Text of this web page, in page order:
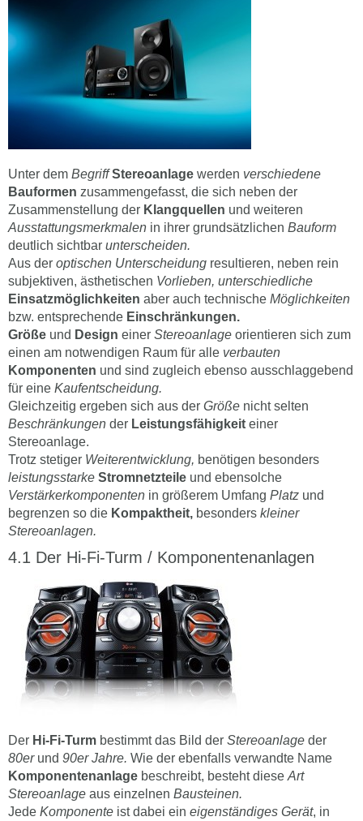
Unter dem BegriffStereoanlage werden verschiedene
Bauformen zusammengefasst, die sich neben der
Zusammenstellung der Klangquellen und weiteren
Ausstattungsmerkmalen in ihrer grundsätzlichen Bauform
deutlich sichtbar unterscheiden.
Aus der optischen Unterscheidung resultieren, neben rein
subjektiven, ästhetischen Vorlieben, unterschiedliche
Einsatzmöglichkeiten aber auch technische Möglichkeiten
bzw. entsprechende Einschränkungen.
Größe und Design einer Stereoanlage orientieren sich zum
einen am notwendigen Raum für alle verbauten
Komponenten und sind zugleich ebenso ausschlaggebend
für eine Kaufentscheidung.
Gleichzeitig ergeben sich aus der Größe nicht selten
Beschränkungen der Leistungsfähigkeit einer
Stereoanlage.
Trotz stetiger Weiterentwicklung, benötigen besonders
leistungsstarke Stromnetzteile und ebensolche
Verstärkerkomponenten in größerem Umfang Platz und
begrenzen so die Kompaktheit, besonders kleiner
Stereoanlagen.
Der Hi-Fi-Turm / Komponentenanlagen
Der Hi-Fi-Turm bestimmt das Bild der Stereoanlage der
80erund 90er Jahre. Wie der ebenfalls verwandte Name
Komponentenanlage beschreibt, besteht diese Art
Stereoanlage aus einzelnen Bausteinen.
Jede Komponente ist dabei ein eigenständiges Gerät, in